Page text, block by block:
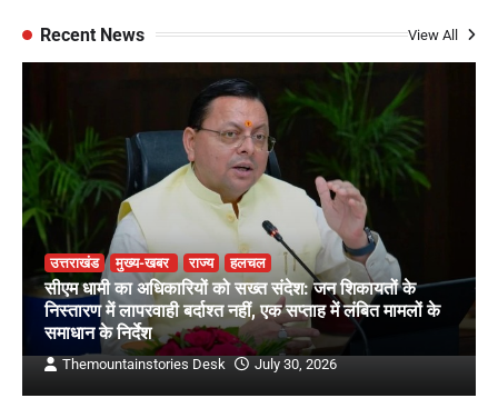
Recent News View All
उत्तराखंड मुख्य-खबर राज्य हलचल
सीएम धामी का अधिकारियों को सख्त संदेश: जन शिकायतों के
निस्तारण में लापरवाही बर्दाश्त नहीं, एक सप्ताह में लंबित मामलों के
समाधान के निर्देश
Themountainstories Desk July 30, 2026